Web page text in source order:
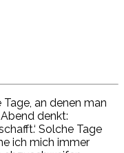
Tage, an denen man
denkt:
Solche Tage
ich mich immer